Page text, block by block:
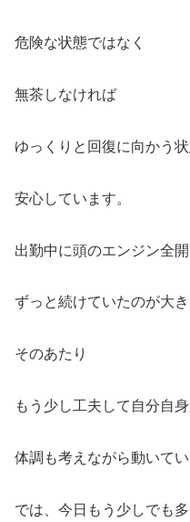
危険な状態ではなく
無茶しなければ
ゆっくりと回復に向かう
安心しています。
出勤中に頭のエンジン全
ずっと続けていたのが大
そのあたり
もう少し工夫して自分自
体調も考えながら動いて
では、今日もう少しでも